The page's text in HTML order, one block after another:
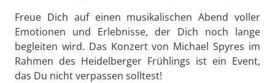
Freue Dich auf einen musikalischen Abend voller
Emotionen und Erlebnisse, der Dich noch lange
begleiten wird. Das Konzert von Michael Spyres im
Rahmen des Heidelberger Frühlings ist ein Event,
das Du nicht verpassen solltest!